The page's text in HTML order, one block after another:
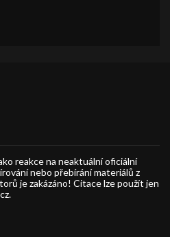
reakce na neaktuální oficiální
nebo přebírání materiálů z
je zakázáno! Citace lze použít jen